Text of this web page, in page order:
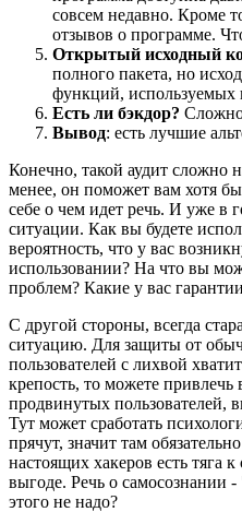
совсем недавно. Кроме
отзывов о программе.
Открытый исходный
полного пакета, но
функций, используемых
Есть ли бэкдор? Сложно
Вывод: есть лучшие
Конечно, такой аудит сложно
менее, он поможет вам хотя
себе о чем идет речь. И уже в
ситуации. Как вы будете
вероятность, что у вас
использовании? На что вы
проблем? Какие у вас
С другой стороны, всегда
ситуацию. Для защиты от
пользователей с лихвой
крепость, то можете
продвинутых пользователей,
Тут может сработать
прячут, значит там
настоящих хакеров есть тяга
выгоде. Речь о самосознании
этого не надо?